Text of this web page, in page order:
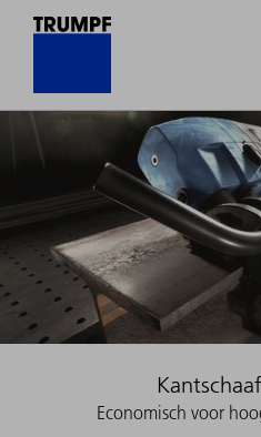
Economisch voor